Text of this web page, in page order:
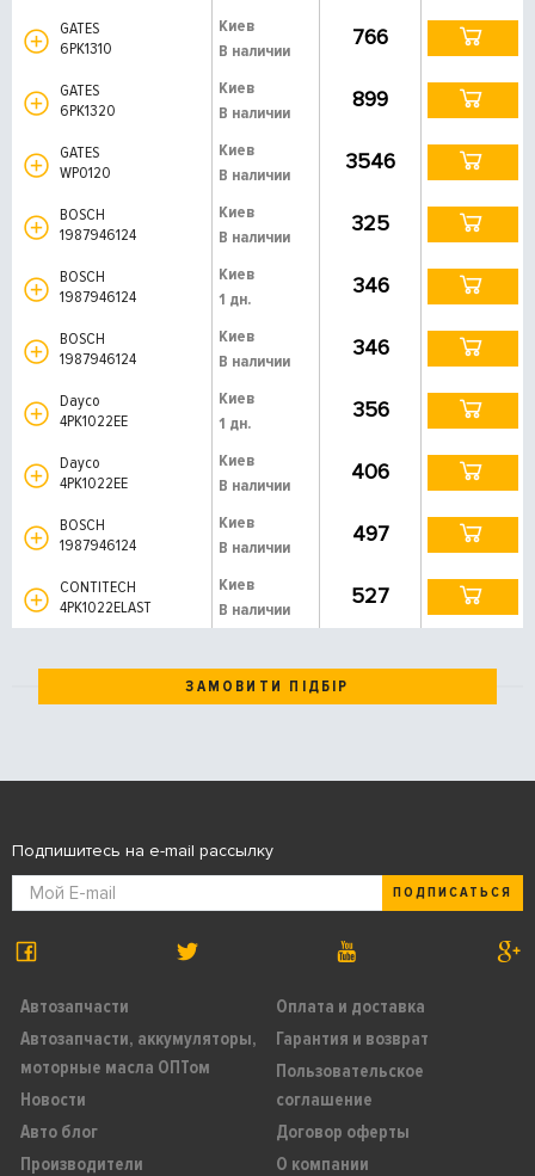
GATES
6PK1310
Киев
В наличии
766
GATES
6PK1320
Киев
В наличии
899
GATES
WP0120
Киев
В наличии
3546
BOSCH
1987946124
Киев
В наличии
325
BOSCH
1987946124
Киев
1 дн.
346
BOSCH
1987946124
Киев
В наличии
346
Dayco
4PK1022EE
Киев
1 дн.
356
Dayco
4PK1022EE
Киев
В наличии
406
BOSCH
1987946124
Киев
В наличии
497
CONTITECH
4PK1022ELAST
Киев
В наличии
527
ЗАМОВИТИ ПІДБІР
Автозапчасти
Автозапчасти, аккумуляторы,
моторные масла ОПТом
Новости
Авто блог
Производители
Оплата и доставка
Гарантия и возврат
Пользовательское
соглашение
Договор оферты
О компании
Подпишитесь на e-mail рассылку
ПОДПИСАТЬСЯ